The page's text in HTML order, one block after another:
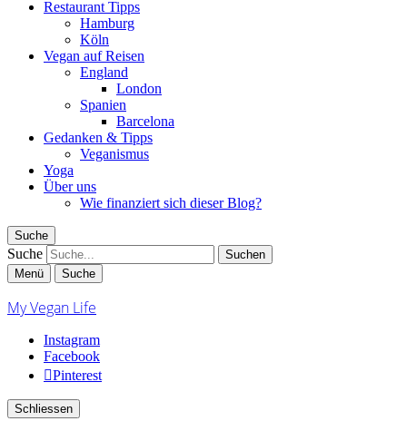
Restaurant Tipps
Hamburg
Köln
Vegan auf Reisen
England
London
Spanien
Barcelona
Gedanken & Tipps
Veganismus
Yoga
Über uns
Wie finanziert sich dieser Blog?
Suche
Suche
Menü Suche
My Vegan Life
Instagram
Facebook
Pinterest
Schliessen